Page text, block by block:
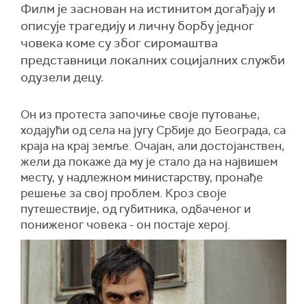
Филм је заснован на истинитом догађају и
описује трагедију и личну борбу једног
човека коме су због сиромаштва
представници локалних социјалних служби
одузели децу.
Он из протеста започиње своје путовање,
ходајући од села на југу Србије до Београда, са
краја на крај земље. Очајан, али достојанствен,
жели да покаже да му је стало да на највишем
месту, у надлежном министарству, пронађе
решење за свој проблем. Кроз своје
путешествије, од губитника, одбаченог и
пониженог човека - он постаје херој.